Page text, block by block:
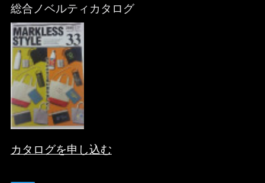
総合ノベルティカタログ
カタログを申し込む